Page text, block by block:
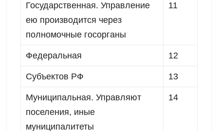
Государственная. Управление
ею производится через
полномочные госорганы
11
Федеральная 12
Субъектов РФ 13
Муниципальная. Управляют
поселения, иные
муниципалитеты
14